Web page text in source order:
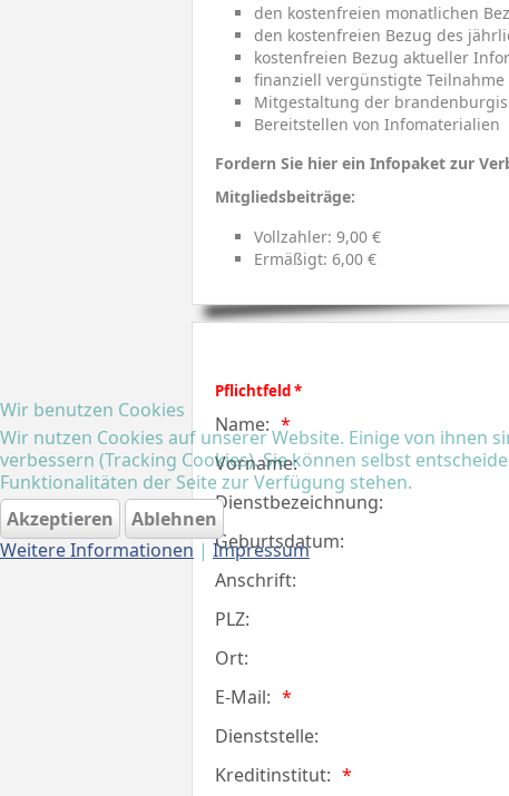
den kostenfreien monatlichen
den kostenfreien Bezug des
kostenfreien Bezug aktueller
finanziell vergünstigte
Mitgestaltung der
Bereitstellen von Infomaterialien
Fordern Sie hier ein Infopaket zur
Mitgliedsbeiträge:
Vollzahler: 9,00 €
Ermäßigt: 6,00 €
Pflichtfeld *
Name:
Vorname:
Dienstbezeichnung:
Geburtsdatum:
Anschrift:
PLZ:
Ort:
E-Mail:
Dienststelle:
Kreditinstitut:
Wir benutzen Cookies
Wir nutzen Cookies auf unserer Website. Einige von ihnen
verbessern (Tracking Cookies). Sie können selbst
Funktionalitäten der Seite zur Verfügung stehen.
Akzeptieren
Ablehnen
Weitere Informationen | Impressum